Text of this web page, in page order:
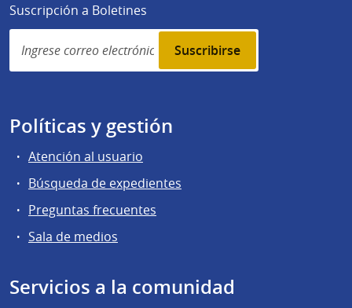
Suscripción a Boletines
Simplenews
subscription
Políticas y gestión
Atención al usuario
Búsqueda de expedientes
Preguntas frecuentes
Sala de medios
Servicios a la comunidad